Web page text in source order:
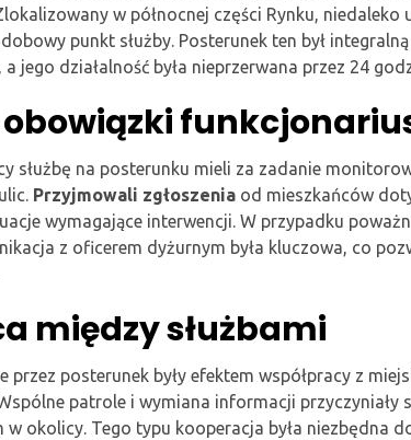
w północnej części Rynku, niedaleko
punkt służby. Posterunek ten był
jego działalność była nieprzerwana przez 24
służbę na posterunku mieli za zadanie
Przyjmowali zgłoszenia od mieszkańców
wymagające interwencji. W przypadku
z oficerem dyżurnym była kluczowa, co
między służbami
przez posterunek były efektem współpracy z
patrole i wymiana informacji przyczyniały
w okolicy. Tego typu kooperacja była niezbędna